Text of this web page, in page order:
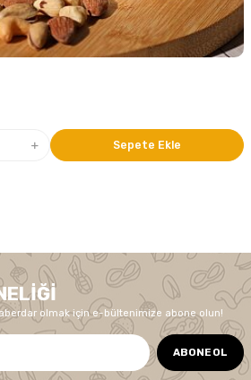
Sepete Ekle
olmak için e-bültenimize abone olun!
ABONE OL